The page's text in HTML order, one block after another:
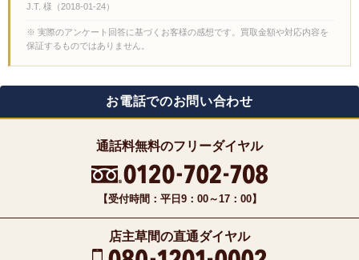
J.T. 様 （2018-01-24）
※ 実際のアンケート回答に基づくお客様の感想です。買取金額や対応内容を
保証するものではありません。
お電話でのお問い合わせ
通話料無料のフリーダイヤル
【受付時間：平日9：00～17：00】
店主草間の直通ダイヤル